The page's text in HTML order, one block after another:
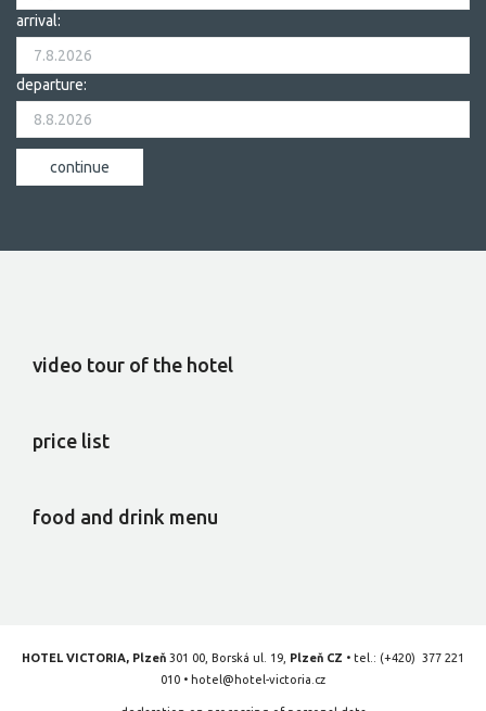
arrival:
departure:
video tour of the hotel
price list
food and drink menu
HOTEL VICTORIA, Plzeň 301 00, Borská ul. 19, Plzeň CZ • tel.: (+420) 377 221
010 • hotel@hotel-victoria.cz